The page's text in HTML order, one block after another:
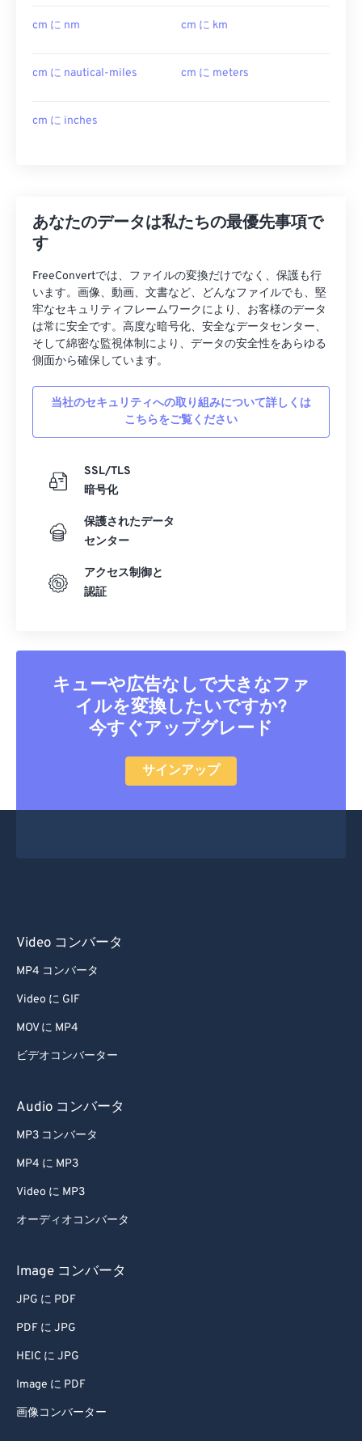
cm に nm cm に km
cm に nautical-miles cm に meters
cm に inches
あなたのデータは私たちの最優先事項で
す
FreeConvertでは、ファイルの変換だけでなく、保護も行
います。画像、動画、文書など、どんなファイルでも、堅
牢なセキュリティフレームワークにより、お客様のデータ
は常に安全です。高度な暗号化、安全なデータセンター、
そして綿密な監視体制により、データの安全性をあらゆる
側面から確保しています。
当社のセキュリティへの取り組みについて詳しくは
こちらをご覧ください
SSL/TLS
暗号化
保護されたデータ
センター
アクセス制御と
認証
キューや広告なしで大きなファ
イルを変換したいですか?
今すぐアップグレード
サインアップ
Video コンバータ
MP4 コンバータ
Video に GIF
MOV に MP4
ビデオコンバーター
Audio コンバータ
MP3 コンバータ
MP4 に MP3
Video に MP3
オーディオコンバータ
Image コンバータ
JPG に PDF
PDF に JPG
HEIC に JPG
Image に PDF
画像コンバーター